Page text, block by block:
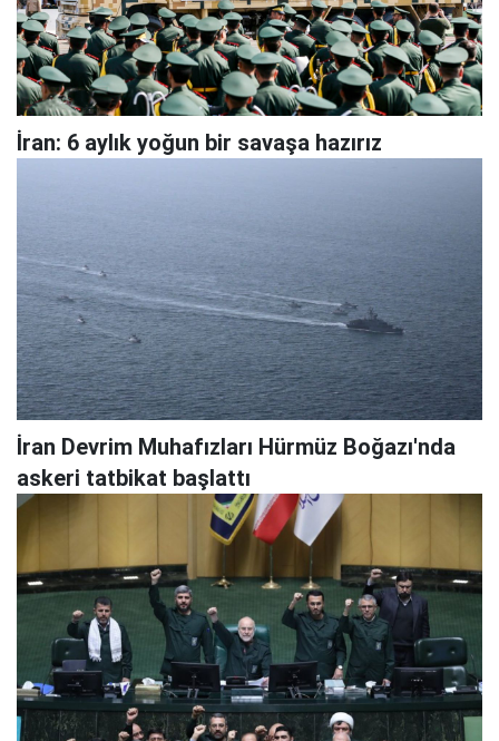
İran: 6 aylık yoğun bir savaşa hazırız
İran Devrim Muhafızları Hürmüz Boğazı'nda
askeri tatbikat başlattı